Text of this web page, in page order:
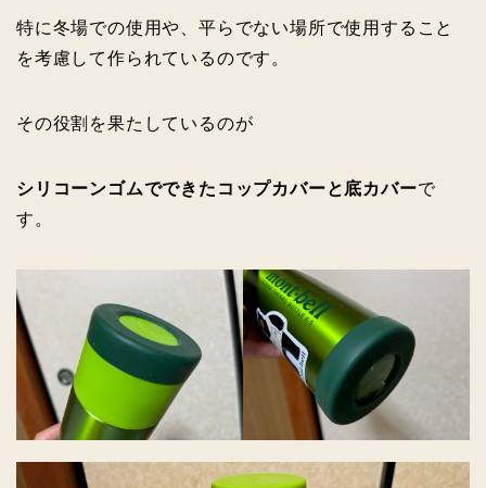
特に冬場での使用や、平らでない場所で使用すること
を考慮して作られているのです。
その役割を果たしているのが
シリコーンゴムでできたコップカバーと底カバーで
す。